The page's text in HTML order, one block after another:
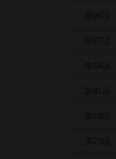
第90話
第87話
第84話
第81話
第78話
第75話